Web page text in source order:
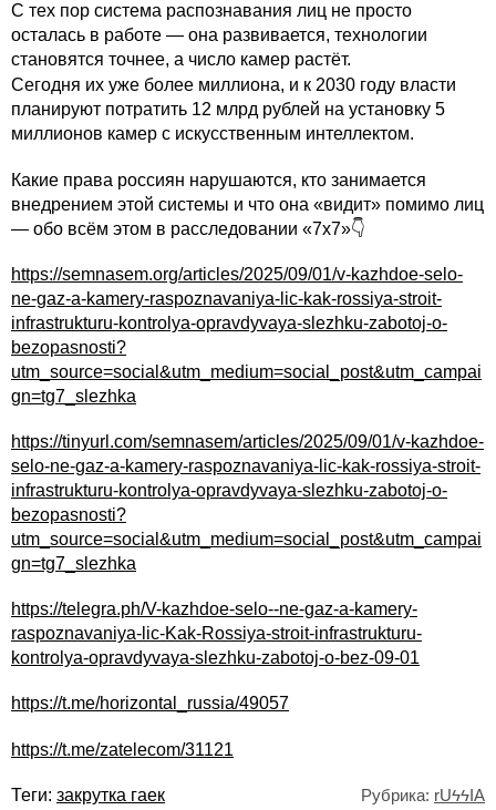
С тех пор система распознавания лиц не просто
осталась в работе — она развивается, технологии
становятся точнее, а число камер растёт.
Сегодня их уже более миллиона, и к 2030 году власти
планируют потратить 12 млрд рублей на установку 5
миллионов камер с искусственным интеллектом.
Какие права россиян нарушаются, кто занимается
внедрением этой системы и что она «видит» помимо лиц
— обо всём этом в расследовании «7х7»👇
https://semnasem.org/articles/2025/09/01/v-kazhdoe-selo-
ne-gaz-a-kamery-raspoznavaniya-lic-kak-rossiya-stroit-
infrastrukturu-kontrolya-opravdyvaya-slezhku-zabotoj-o-
bezopasnosti?
utm_source=social&utm_medium=social_post&utm_campai
gn=tg7_slezhka
https://tinyurl.com/semnasem/articles/2025/09/01/v-kazhdoe-
selo-ne-gaz-a-kamery-raspoznavaniya-lic-kak-rossiya-stroit-
infrastrukturu-kontrolya-opravdyvaya-slezhku-zabotoj-o-
bezopasnosti?
utm_source=social&utm_medium=social_post&utm_campai
gn=tg7_slezhka
https://telegra.ph/V-kazhdoe-selo--ne-gaz-a-kamery-
raspoznavaniya-lic-Kak-Rossiya-stroit-infrastrukturu-
kontrolya-opravdyvaya-slezhku-zabotoj-o-bez-09-01
https://t.me/horizontal_russia/49057
https://t.me/zatelecom/31121
Теги: закрутка гаек Рубрика: rUϟϟIA